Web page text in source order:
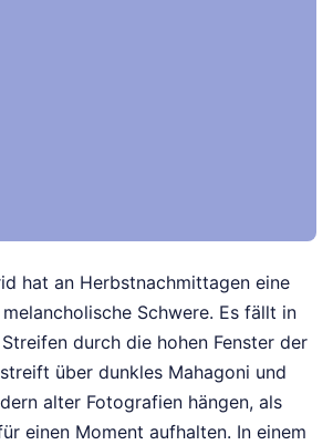
hat an Herbstnachmittagen eine
Schwere. Es fällt in
durch die hohen Fenster der
über dunkles Mahagoni und
alter Fotografien hängen, als
einen Moment aufhalten. In einem